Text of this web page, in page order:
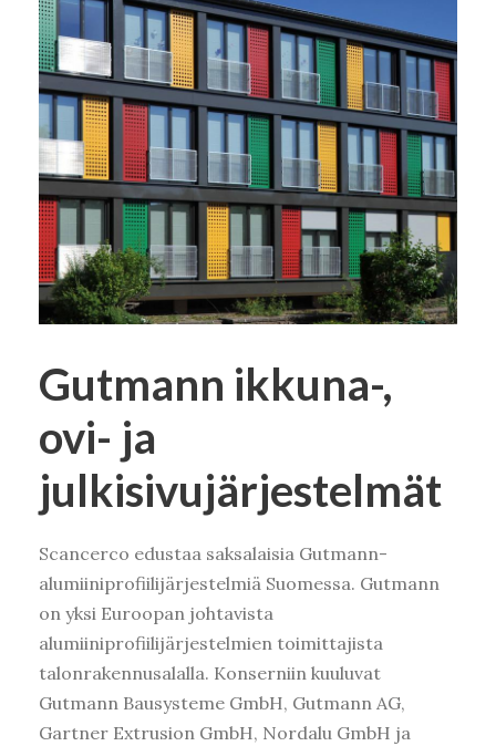
Gutmann ikkuna-,
ovi- ja
julkisivujärjestelmät
Scancerco edustaa saksalaisia Gutmann-
alumiiniprofiilijärjestelmiä Suomessa. Gutmann
on yksi Euroopan johtavista
alumiiniprofiilijärjestelmien toimittajista
talonrakennusalalla. Konserniin kuuluvat
Gutmann Bausysteme GmbH, Gutmann AG,
Gartner Extrusion GmbH, Nordalu GmbH ja